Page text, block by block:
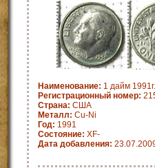
Наименование: 1 дайм 1991г.
Регистрационный номер:
Страна: CША
Металл: Cu-Ni
Год: 1991
Состояние: XF-
Дата добавления: